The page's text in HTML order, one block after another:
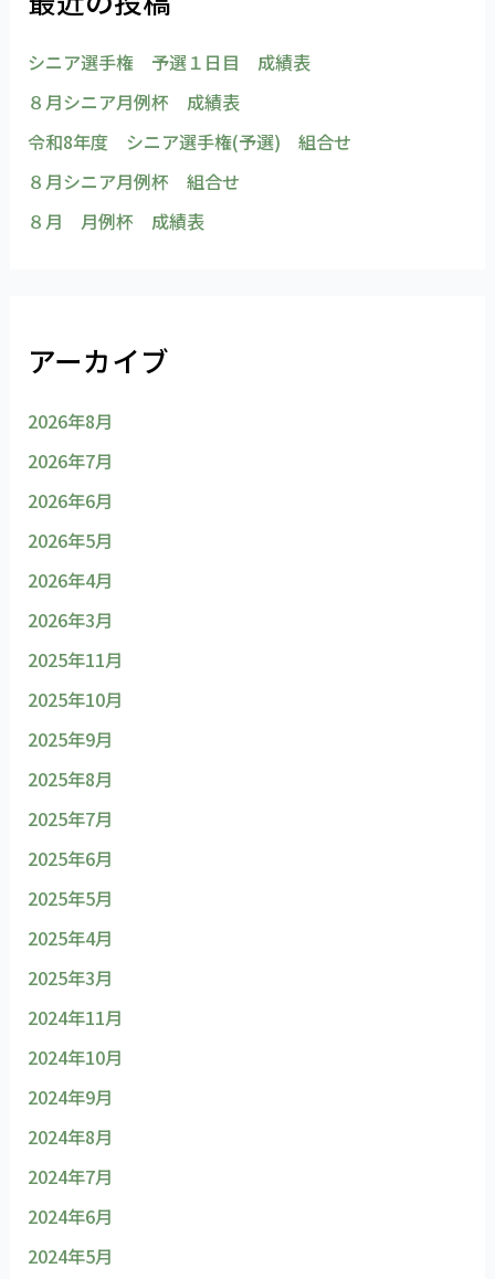
シニア選手権 予選１日目 成績表
８月シニア月例杯 成績表
令和8年度 シニア選手権(予選) 組合せ
８月シニア月例杯 組合せ
８月 月例杯 成績表
アーカイブ
2026年8月
2026年7月
2026年6月
2026年5月
2026年4月
2026年3月
2025年11月
2025年10月
2025年9月
2025年8月
2025年7月
2025年6月
2025年5月
2025年4月
2025年3月
2024年11月
2024年10月
2024年9月
2024年8月
2024年7月
2024年6月
2024年5月